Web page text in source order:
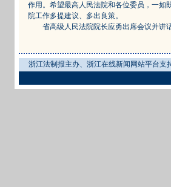
作用。希望最高人民法院和各位委员，一如
院工作多提建议、多出良策。
省高级人民法院院长应勇出席会议并讲
浙江法制报主办、浙江在线新闻网站平台